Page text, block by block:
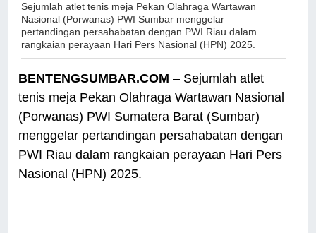
Sejumlah atlet tenis meja Pekan Olahraga Wartawan
Nasional (Porwanas) PWI Sumbar menggelar
pertandingan persahabatan dengan PWI Riau dalam
rangkaian perayaan Hari Pers Nasional (HPN) 2025.
BENTENGSUMBAR.COM – Sejumlah atlet
tenis meja Pekan Olahraga Wartawan Nasional
(Porwanas) PWI Sumatera Barat (Sumbar)
menggelar pertandingan persahabatan dengan
PWI Riau dalam rangkaian perayaan Hari Pers
Nasional (HPN) 2025.